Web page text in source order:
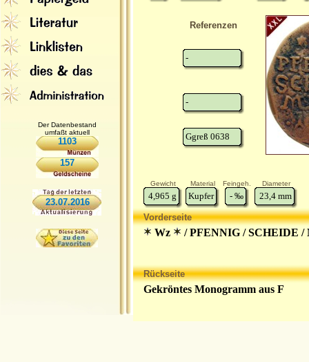
Der Datenbestand
umfaßt aktuell
1103
157
23.07.2016
Referenzen
-
-
Ggreß 0638
Gewicht Material Feingeh. Diameter
4,965 g Kupfer - ‰ 23,4 mm
Vorderseite
Wz / PFENNIG / SCHEIDE /
Rückseite
Gekröntes Monogramm aus F